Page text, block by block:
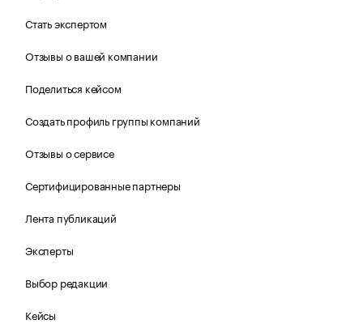
Стать экспертом
Отзывы о вашей компании
Поделиться кейсом
Создать профиль группы компаний
Отзывы о сервисе
Сертифицированные партнеры
Лента публикаций
Эксперты
Выбор редакции
Кейсы